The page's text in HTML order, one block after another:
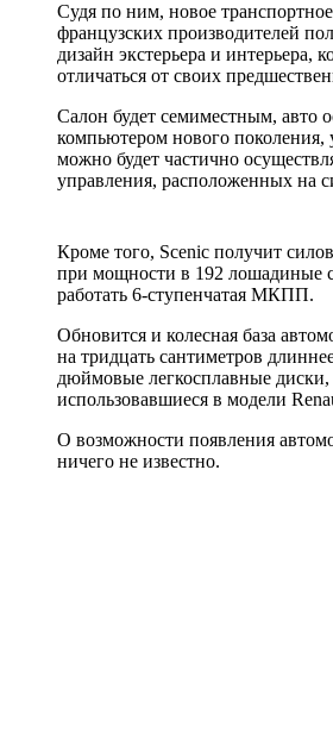
Судя по ним, новое транспортное
французских производителей
дизайн экстерьера и интерьера,
отличаться от своих
Салон будет семиместным, авто
компьютером нового поколения,
можно будет частично
управления, расположенных на
Кроме того, Scenic получит
при мощности в 192 лошадиные
работать 6-ступенчатая МКПП.
Обновится и колесная база
на тридцать сантиметров
дюймовые легкосплавные диски,
использовавшиеся в модели
О возможности появления
ничего не известно.